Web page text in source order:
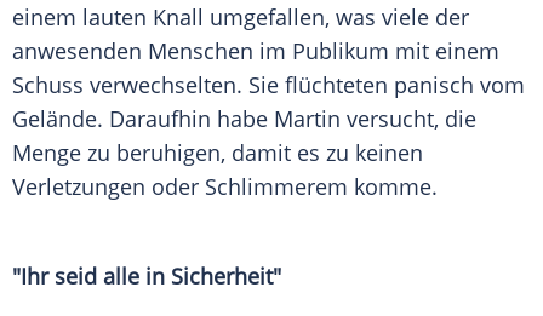
einem lauten Knall umgefallen, was viele der
anwesenden Menschen im Publikum mit einem
Schuss verwechselten. Sie flüchteten panisch vom
Gelände. Daraufhin habe Martin versucht, die
Menge zu beruhigen, damit es zu keinen
Verletzungen oder Schlimmerem komme.
"Ihr seid alle in Sicherheit"